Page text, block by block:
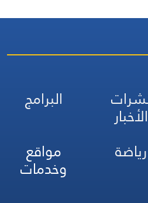
الأخبار
البرامج
رياضة مواقع
وخدمات